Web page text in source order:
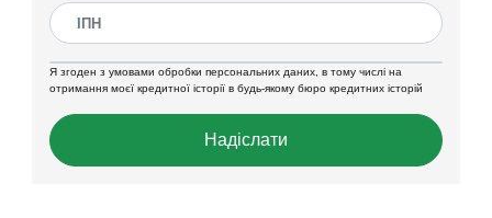
Я згоден з умовами обробки персональних даних, в тому числі на
отримання моєї кредитної історії в будь-якому бюро кредитних історій
Надіслати